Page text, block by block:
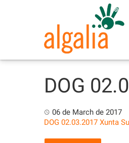
DOG
06 de March de 2017
DOG 02.03.2017 Xunta